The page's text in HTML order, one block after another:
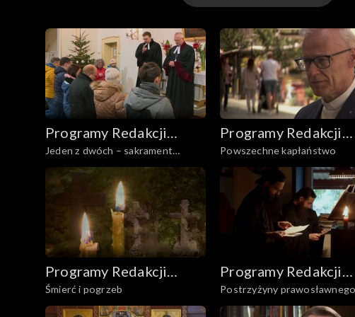
Reportaże
Szma Israel
Z historii prawosławia w Polsce
Sakramenty
Programy Redakcji
Audycji Ekumenicznych
Jeden z dwóch – sakrament
Wieczerzy Pańskiej
Programy Redakcji
Audycji
Powszechne kapłaństwo
Programy Redakcji
Audycji Ekumenicznych
Śmierć i pogrzeb
Programy Redakcji
Audycji
Postrzyżyny
mnicha